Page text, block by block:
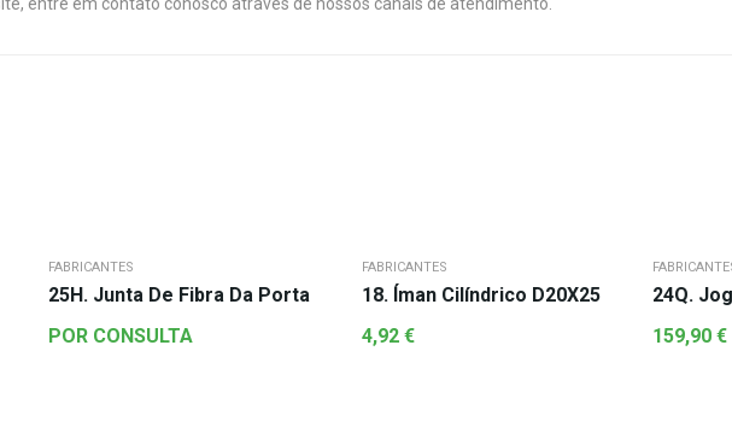
FABRICANTES
25H. Junta De Fibra Da Porta
POR CONSULTA
FABRICANTES
18. Íman Cilíndrico D20X25
4,92 €
24Q.
159,90 €